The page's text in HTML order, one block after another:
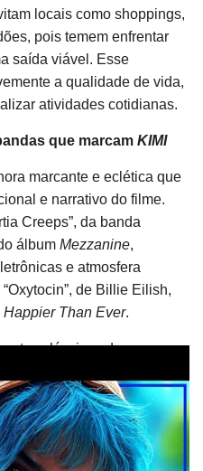
locais como shoppings,
pois temem enfrentar
saída viável. Esse
a qualidade de vida,
atividades cotidianas.
que marcam KIMI
marcante e eclética que
e narrativo do filme.
Creeps”, da banda
álbum Mezzanine,
e atmosfera
de Billie Eilish,
Happier Than Ever.
clássicas de
e dramaticidade ao
dos Beastie Boys, e
adicionam energia e
Essa combinação de